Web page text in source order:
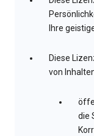
Ihre
Diese
von
die